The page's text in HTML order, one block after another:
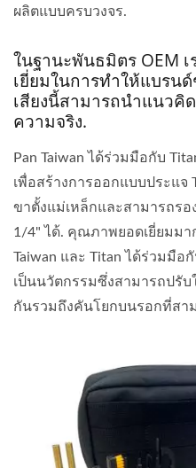
ผลิตแบบครบวงจร.
ในฐานะพันธมิตร OEM
เยี่ยมในการทำให้แบรน
เสียงนี้สามารถนำแนวคิ
ความจริง.
Pan Taiwan ได้ร่วมมือกับ
เพื่อสร้างการออกแบบประแจ
ขาตั้งแม่เหล็กและสามารถร
1/4" ได้. คุณภาพยอดเยี่ยมมา
Taiwan และ Titan ได้ร่วมมื
เป็นนวัตกรรมซึ่งสามารถปรั
กันรวมถึงคันโยกบนรอกที่สา